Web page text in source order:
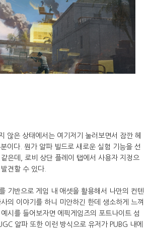
않은 상태에서는 여기저기 눌러보면서 잠깐 헤
이다. 뭔가 알파 빌드로 새로운 실험 기능을 선
은데, 로비 상단 플레이 탭에서 사용자 지정으
견할 수 있다.
기반으로 게임 내 애셋을 활용해서 나만의 컨텐
의 이야기를 하니 미안하긴 한데 생소하게 느껴
시를 들어보자면 에픽게임즈의 포트나이트 섬
알파 또한 이런 방식으로 유저가 PUBG 내에